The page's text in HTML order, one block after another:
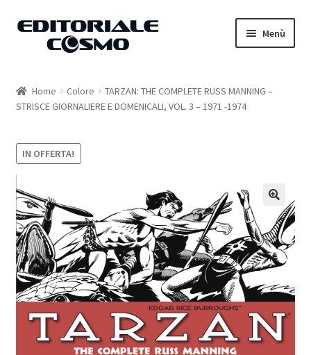
Vai
Vai
Menù
Catalogo
Carrello
Home Colore
TARZAN: THE COMPLETE RUSS MANNING –
STRISCE GIORNALIERE E DOMENICALI, VOL. 3 – 1971 -1974
IN OFFERTA!